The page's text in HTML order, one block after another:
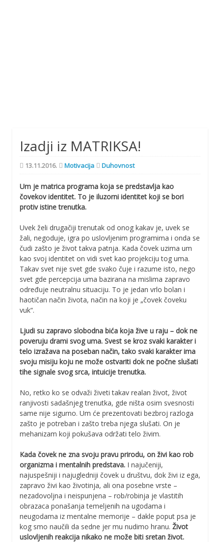
Izadji iz MATRIKSA!
13.11.2016. Motivacija Duhovnost
Um je matrica programa koja se predstavlja kao
čovekov identitet. To je iluzorni identitet koji se bori
protiv istine trenutka.
Uvek želi drugačiji trenutak od onog kakav je, uvek se
žali, negoduje, igra po uslovljenim programima i onda se
čudi zašto je život takva patnja. Kada čovek uzima um
kao svoj identitet on vidi svet kao projekciju tog uma.
Takav svet nije svet gde svako čuje i razume isto, nego
svet gde percepcija uma bazirana na mislima zapravo
određuje neutralnu situaciju. To je jedan vrlo bolan i
haotičan način života, način na koji je „čovek čoveku
vuk“.
Ljudi su zapravo slobodna bića koja žive u raju – dok ne
poveruju drami svog uma. Svest se kroz svaki karakter i
telo izražava na poseban način, tako svaki karakter ima
svoju misiju koju ne može ostvariti dok ne počne slušati
tihe signale svog srca, intuicije trenutka.
No, retko ko se odvaži živeti takav realan život, život
ranjivosti sadašnjeg trenutka, gde ništa osim svesnosti
same nije sigurno. Um će prezentovati bezbroj razloga
zašto je potreban i zašto treba njega slušati. On je
mehanizam koji pokušava održati telo živim.
Kada čovek ne zna svoju pravu prirodu, on živi kao rob
organizma i mentalnih predstava. I najučeniji,
najuspešniji i najugledniji čovek u društvu, dok živi iz ega,
zapravo živi kao životinja, ali ona posebne vrste –
nezadovoljna i neispunjena – rob/robinja je vlastitih
obrazaca ponašanja temeljenih na ugodama i
neugodama iz mentalne memorije – dakle poput psa je
kog smo naučili da sedne jer mu nudimo hranu. Život
uslovljenih reakcija nikako ne može biti sretan život.